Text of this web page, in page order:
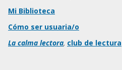
Mi Biblioteca
Cómo ser usuaria/o
La calma lectora, club de lectura